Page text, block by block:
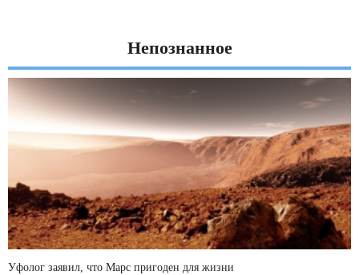
Непознанное
Уфолог заявил, что Марс пригоден для жизни